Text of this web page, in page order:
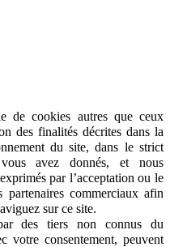
de cookies autres que ceux
des finalités décrites dans la
du site, dans le strict
avez donnés, et nous
par l’acceptation ou le
commerciaux afin
sur ce site.
des tiers non connus du
votre consentement, peuvent